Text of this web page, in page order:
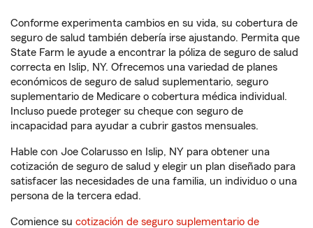
Conforme experimenta cambios en su vida, su cobertura de
seguro de salud también debería irse ajustando. Permita que
State Farm le ayude a encontrar la póliza de seguro de salud
correcta en Islip, NY. Ofrecemos una variedad de planes
económicos de seguro de salud suplementario, seguro
suplementario de Medicare o cobertura médica individual.
Incluso puede proteger su cheque con seguro de
incapacidad para ayudar a cubrir gastos mensuales.
Hable con Joe Colarusso en Islip, NY para obtener una
cotización de seguro de salud y elegir un plan diseñado para
satisfacer las necesidades de una familia, un individuo o una
persona de la tercera edad.
Comience su cotización de seguro suplementario de